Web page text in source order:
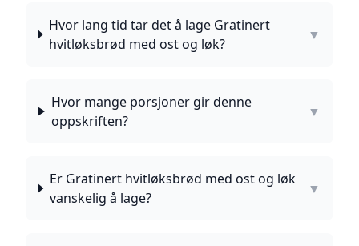
Hvor lang tid tar det å lage Gratinert
hvitløksbrød med ost og løk?
▼
Hvor mange porsjoner gir denne
oppskriften?
▼
Er Gratinert hvitløksbrød med ost og løk
vanskelig å lage?
▼